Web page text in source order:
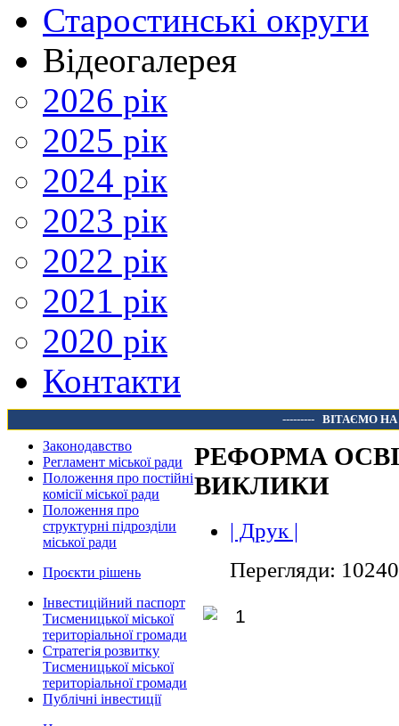
Старостинські округи
Відеогалерея
2026 рік
2025 рік
2024 рік
2023 рік
2022 рік
2021 рік
2020 рік
Контакти
--------- ВІТАЄМО
Законодавство
Регламент міської ради
Положення про постійні
комісії міської ради
Положення про
структурні підрозділи
міської ради
Проєкти рішень
Інвестиційний паспорт
Тисменицької міської
територіальної громади
Стратегія розвитку
Тисменицької міської
територіальної громади
Публічні інвестиції
РЕФОРМА
ВИКЛИКИ
| Друк |
Перегляди: 10240